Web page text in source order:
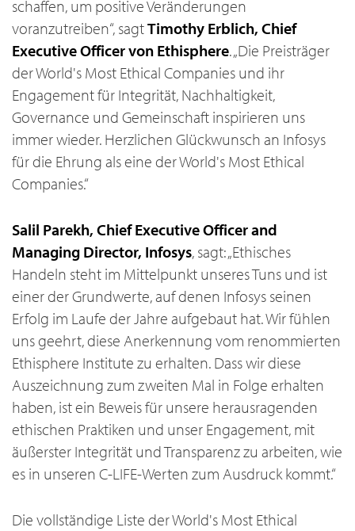
schaffen, um positive Veränderungen
voranzutreiben“, sagtTimothy Erblich, Chief
Executive Officer von Ethisphere. „Die Preisträger
der World's Most Ethical Companies und ihr
Engagement für Integrität, Nachhaltigkeit,
Governance und Gemeinschaft inspirieren uns
immer wieder. Herzlichen Glückwunsch an Infosys
für die Ehrung als eine der World's Most Ethical
Companies.“
Salil Parekh, Chief Executive Officer and
Managing Director, Infosys, sagt: „Ethisches
Handeln steht im Mittelpunkt unseres Tuns und ist
einer der Grundwerte, auf denen Infosys seinen
Erfolg im Laufe der Jahre aufgebaut hat. Wir fühlen
uns geehrt, diese Anerkennung vom renommierten
Ethisphere Institute zu erhalten. Dass wir diese
Auszeichnung zum zweiten Mal in Folge erhalten
haben, ist ein Beweis für unsere herausragenden
ethischen Praktiken und unser Engagement, mit
äußerster Integrität und Transparenz zu arbeiten, wie
es in unseren C-LIFE-Werten zum Ausdruck kommt.“
Die vollständige Liste der World's Most Ethical